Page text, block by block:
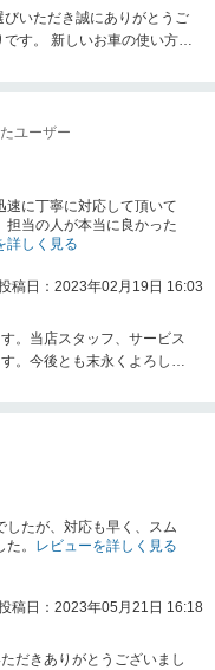
いただき誠にありがとうご
す。 新しいお車の使い方、
ユーザー
速に丁寧に対応して頂いて
担当の人が本当に良かった
詳しく見る
稿日：2023年02月19日 16:03
。当店スタッフ、サービス
。今後とも末永くよろしく
したが、対応も早く、スム
。 レビューを詳しく見る
稿日：2023年05月21日 16:18
だきありがとうございまし